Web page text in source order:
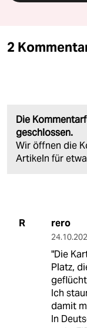
2
Die
geschlossen.
Wir öffnen die
Artikeln für
R rero
"Die
Platz,
Ich
damit
In